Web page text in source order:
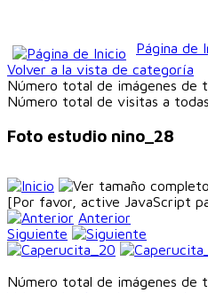
Página de
Volver a la vista de categoría
Número total de imágenes de
Número total de visitas a
Foto estudio nino_28
[Por favor, active JavaScript
Anterior
Siguiente
Número total de imágenes de